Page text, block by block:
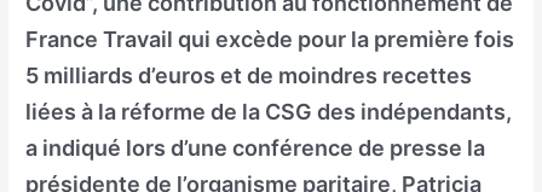
France Travail qui excède pour la première fois
5 milliards d’euros et de moindres recettes
liées à la réforme de la CSG des indépendants,
a indiqué lors d’une conférence de presse la
présidente de l’organisme paritaire, Patricia